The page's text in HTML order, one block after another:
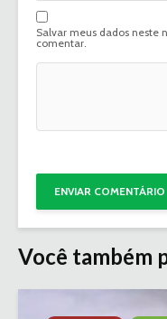
Salvar meus dados neste
comentar.
Você também